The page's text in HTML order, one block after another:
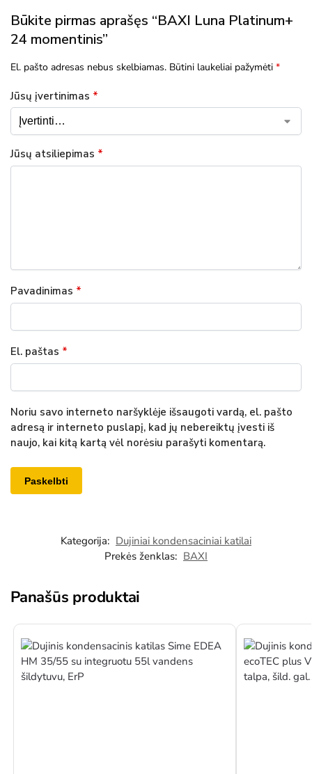
Būkite pirmas aprašęs “BAXI Luna Platinum+
24 momentinis”
El. pašto adresas nebus skelbiamas. Būtini laukeliai pažymėti *
Jūsų įvertinimas *
Jūsų atsiliepimas *
Pavadinimas *
El. paštas *
Noriu savo interneto naršyklėje išsaugoti vardą, el. pašto
adresą ir interneto puslapį, kad jų nebereiktų įvesti iš
naujo, kai kitą kartą vėl norėsiu parašyti komentarą.
Kategorija: Dujiniai kondensaciniai katilai
Prekės ženklas: BAXI
Panašūs produktai